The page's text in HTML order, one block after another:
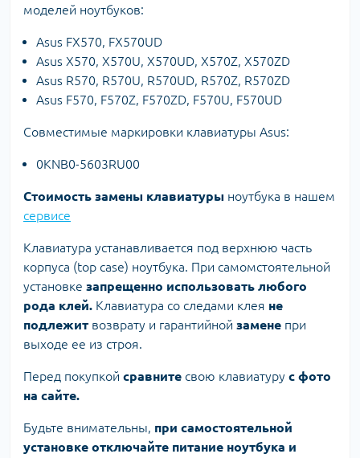
моделей ноутбуков:
Asus FX570, FX570UD
Asus X570, X570U, X570UD, X570Z, X570ZD
Asus R570, R570U, R570UD, R570Z, R570ZD
Asus F570, F570Z, F570ZD, F570U, F570UD
Совместимые маркировки клавиатуры Asus:
0KNB0-5603RU00
Стоимость замены клавиатуры ноутбука в нашем
сервисе
Клавиатура устанавливается под верхнюю часть
корпуса (top case) ноутбука. При самомстоятельной
установке запрещенно использовать любого
рода клей. Клавиатура со следами клея не
подлежит возврату и гарантийной замене при
выходе ее из строя.
Перед покупкой сравните свою клавиатуру с фото
на сайте.
Будьте внимательны, при самостоятельной
установке отключайте питание ноутбука и